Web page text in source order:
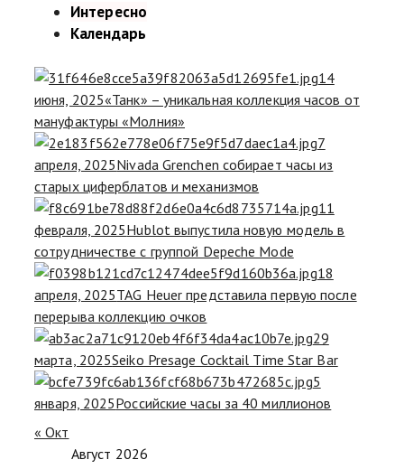
Интересно
Календарь
14
июня, 2025«Танк» – уникальная коллекция часов от
мануфактуры «Молния»
7
апреля, 2025Nivada Grenchen собирает часы из
старых циферблатов и механизмов
11
февраля, 2025Hublot выпустила новую модель в
сотрудничестве с группой Depeche Mode
18
апреля, 2025TAG Heuer представила первую после
перерыва коллекцию очков
29
марта, 2025Seiko Presage Cocktail Time Star Bar
5
января, 2025Российские часы за 40 миллионов
« Окт
Август 2026